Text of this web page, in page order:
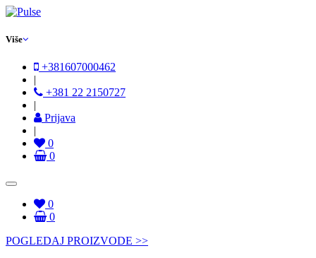
Više
+381607000462
|
+381 22 2150727
|
Prijava
|
0
0
0
0
POGLEDAJ PROIZVODE >>